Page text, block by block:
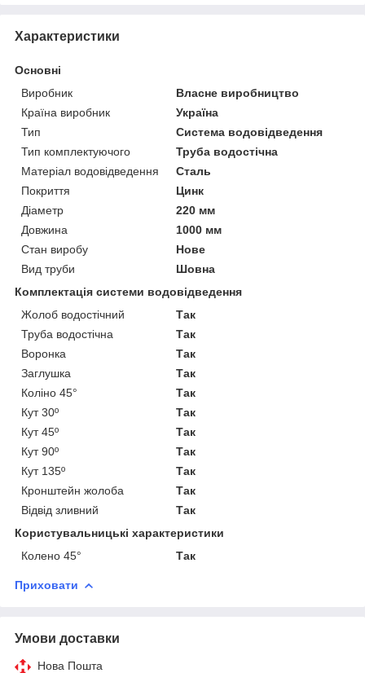
Характеристики
Основні
Виробник
Власне виробництво
Країна виробник
Україна
Тип
Система водовідведення
Тип комплектуючого
Труба водостічна
Матеріал водовідведення
Сталь
Покриття
Цинк
Діаметр
220 мм
Довжина
1000 мм
Стан виробу
Нове
Вид труби
Шовна
Комплектація системи водовідведення
Жолоб водостічний
Так
Труба водостічна
Так
Воронка
Так
Заглушка
Так
Коліно 45°
Так
Кут 30º
Так
Кут 45º
Так
Кут 90º
Так
Кут 135º
Так
Кронштейн жолоба
Так
Відвід зливний
Так
Користувальницькі характеристики
Колено 45°
Так
Приховати
Умови доставки
Нова Пошта